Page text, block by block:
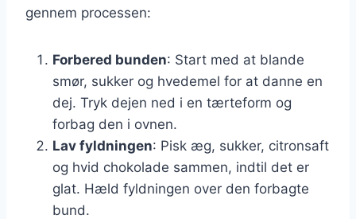
gennem processen:
Forbered bunden: Start med at blande
smør, sukker og hvedemel for at danne en
dej. Tryk dejen ned i en tærteform og
forbag den i ovnen.
Lav fyldningen: Pisk æg, sukker, citronsaft
og hvid chokolade sammen, indtil det er
glat. Hæld fyldningen over den forbagte
bund.